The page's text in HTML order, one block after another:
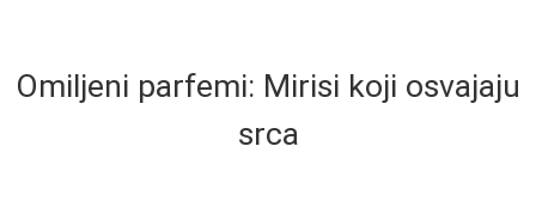
Omiljeni parfemi: Mirisi koji osvajaju
srca